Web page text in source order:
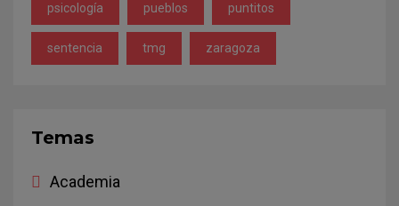
psicología pueblos puntitos
sentencia tmg zaragoza
Temas
Academia